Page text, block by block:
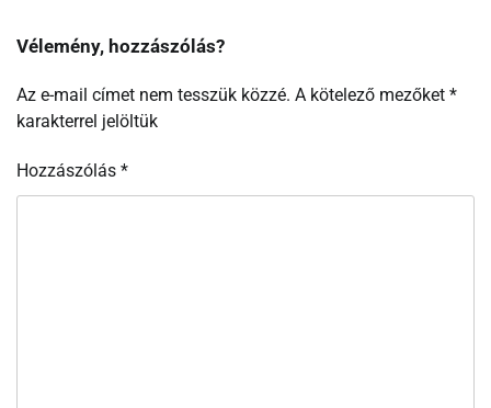
Vélemény, hozzászólás?
Az e-mail címet nem tesszük közzé. A kötelező mezőket *
karakterrel jelöltük
Hozzászólás *